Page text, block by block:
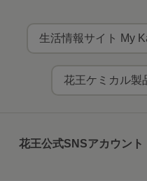
生活情報サイト My
花王ケミカル製
花王公式SNSアカウント